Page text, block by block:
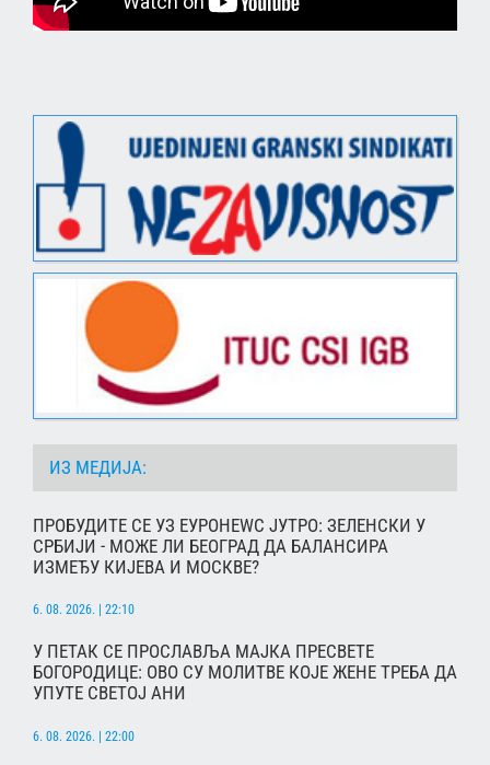
ИЗ МЕДИЈА:
ПРОБУДИТЕ СЕ УЗ ЕУРОНЕWС ЈУТРО: ЗЕЛЕНСКИ У
СРБИЈИ - МОЖЕ ЛИ БЕОГРАД ДА БАЛАНСИРА
ИЗМЕЂУ КИЈЕВА И МОСКВЕ?
6. 08. 2026. | 22:10
У ПЕТАК СЕ ПРОСЛАВЉА МАЈКА ПРЕСВЕТЕ
БОГОРОДИЦЕ: ОВО СУ МОЛИТВЕ КОЈЕ ЖЕНЕ ТРЕБА ДА
УПУТЕ СВЕТОЈ АНИ
6. 08. 2026. | 22:00